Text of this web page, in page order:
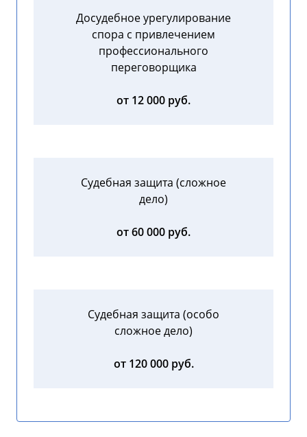
Досудебное урегулирование
спора с привлечением
профессионального
переговорщика
от 12 000 руб.
Судебная защита (сложное
дело)
от 60 000 руб.
Судебная защита (особо
сложное дело)
от 120 000 руб.